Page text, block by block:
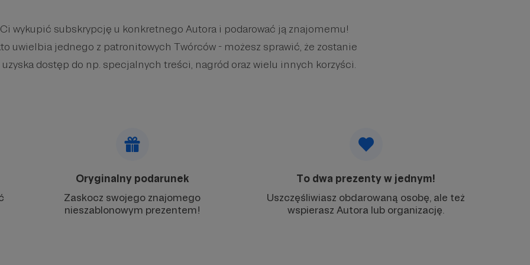
wykupić subskrypcję u konkretnego Autora i podarować ją znajomemu!
uwielbia jednego z patronitowych Twórców - możesz sprawić, że zostanie
dostęp do np. specjalnych treści, nagród oraz wielu innych korzyści.
Oryginalny podarunek
Zaskocz swojego znajomego
nieszablonowym prezentem!
To dwa prezenty w jednym!
Uszczęśliwiasz obdarowaną osobę, ale też
wspierasz Autora lub organizację.